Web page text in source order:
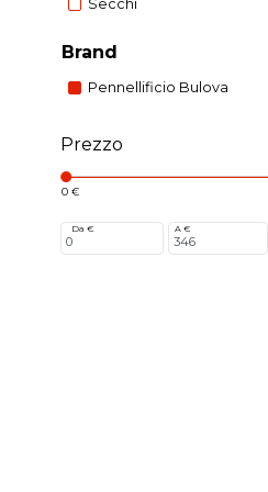
Secchi
Brand
Pennellificio Bulova
Prezzo
0 €
Da € A €